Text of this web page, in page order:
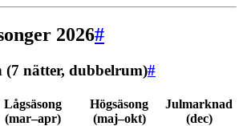
2026#
(7 nätter, dubbelrum)#
Lågsäsong
(mar–apr)
Högsäsong
(maj–okt)
Julmarknad
(dec)